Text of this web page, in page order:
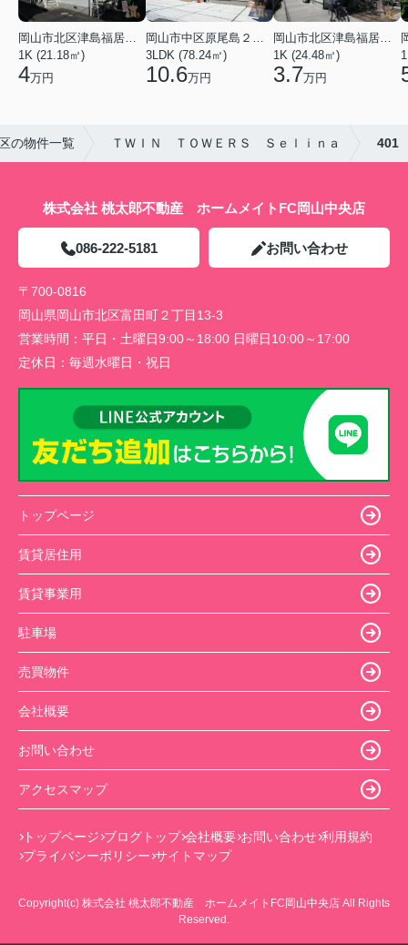
岡山市北区津島福居１丁目
1K (21.18㎡)
4万円
岡山市中区原尾島２丁目
3LDK (78.24㎡)
10.6万円
岡山市北区津島福居１丁目
1K (24.48㎡)
3.7万円
の物件一覧 ＴＷＩＮ ＴＯＷＥＲＳ Ｓｅｌｉｎａ 401
株式会社 桃太郎不動産 ホームメイトFC岡山中央店
086-222-5181 お問い合わせ
〒700-0816
岡山県岡山市北区富田町２丁目13-3
営業時間： 平日・土曜日9:00～18:00 日曜日10:00～17:00
定休日： 毎週水曜日・祝日
トップページ
賃貸居住用
賃貸事業用
駐車場
売買物件
会社概要
お問い合わせ
アクセスマップ
トップページ ブログトップ 会社概要 お問い合わせ 利用規約
プライバシーポリシー サイトマップ
Copyright(c) 株式会社 桃太郎不動産 ホームメイトFC岡山中央店 All Rights
Reserved.